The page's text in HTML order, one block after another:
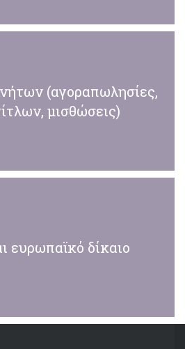
(αγοραπωλησίες,
μισθώσεις)
ευρωπαϊκό δίκαιο